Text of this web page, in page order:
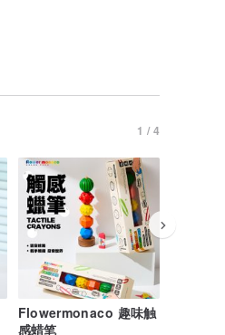
1 / 4
Flowermonaco 趣味触
感蜡笔